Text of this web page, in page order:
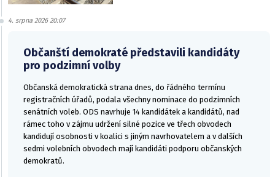
4. srpna 2026 20:07
Občanští demokraté představili kandidáty
pro podzimní volby
Občanská demokratická strana dnes, do řádného termínu
registračních úřadů, podala všechny nominace do podzimních
senátních voleb. ODS navrhuje 14 kandidátek a kandidátů, nad
rámec toho v zájmu udržení silné pozice ve třech obvodech
kandidují osobnosti v koalici s jiným navrhovatelem a v dalších
sedmi volebních obvodech mají kandidáti podporu občanských
demokratů.